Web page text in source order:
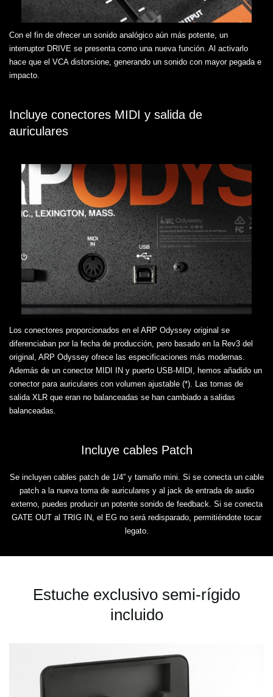
Con el fin de ofrecer un sonido analógico aún más potente, un
interruptor DRIVE se presenta como una nueva función. Al activarlo
hace que el VCA distorsione, generando un sonido con mayor pegada e
impacto.
Incluye conectores MIDI y salida de
auriculares
Los conectores proporcionados en el ARP Odyssey original se
diferenciaban por la fecha de producción, pero basado en la Rev3 del
original, ARP Odyssey ofrece las especificaciones más modernas.
Además de un conector MIDI IN y puerto USB-MIDI, hemos añadido un
conector para auriculares con volumen ajustable (*). Las tomas de
salida XLR que eran no balanceadas se han cambiado a salidas
balanceadas.
Incluye cables Patch
Se incluyen cables patch de 1/4” y tamaño mini. Si se conecta un cable
patch a la nueva toma de auriculares y al jack de entrada de audio
externo, puedes producir un potente sonido de feedback. Si se conecta
GATE OUT al TRIG IN, el EG no será redisparado, permitiéndote tocar
legato.
Estuche exclusivo semi-rígido
incluido